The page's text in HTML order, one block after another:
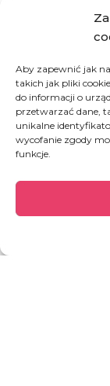
Aby zapewnić jak
takich jak pliki
do informacji o
przetwarzać dane,
unikalne
wycofanie zgody
funkcje.
wywołała
miliona